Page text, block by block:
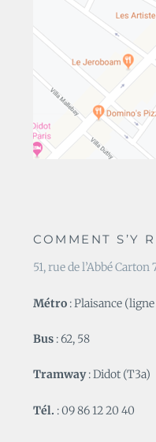
COMMENT S’Y
51, rue de l’Abbé Carton
Métro : Plaisance
Bus : 62, 58
Tramway: Didot (T3a)
Tél. : 09 86 12 20 40